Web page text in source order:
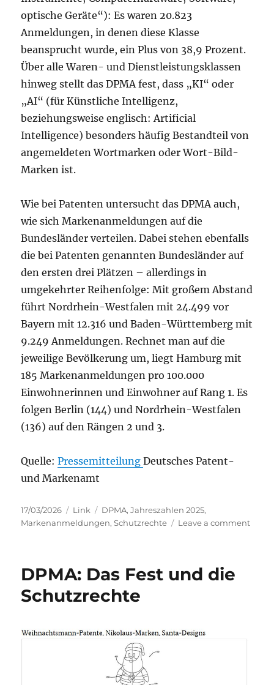
optische Geräte“): Es waren 20.823
Anmeldungen, in denen diese Klasse
beansprucht wurde, ein Plus von 38,9 Prozent.
Über alle Waren- und Dienstleistungsklassen
hinweg stellt das DPMA fest, dass „KI“ oder
„AI“ (für Künstliche Intelligenz,
beziehungsweise englisch: Artificial
Intelligence) besonders häufig Bestandteil von
angemeldeten Wortmarken oder Wort-Bild-
Marken ist.
Wie bei Patenten untersucht das DPMA auch,
wie sich Markenanmeldungen auf die
Bundesländer verteilen. Dabei stehen ebenfalls
die bei Patenten genannten Bundesländer auf
den ersten drei Plätzen – allerdings in
umgekehrter Reihenfolge: Mit großem Abstand
führt Nordrhein-Westfalen mit 24.499 vor
Bayern mit 12.316 und Baden-Württemberg mit
9.249 Anmeldungen. Rechnet man auf die
jeweilige Bevölkerung um, liegt Hamburg mit
185 Markenanmeldungen pro 100.000
Einwohnerinnen und Einwohner auf Rang 1. Es
folgen Berlin (144) und Nordrhein-Westfalen
(136) auf den Rängen 2 und 3.
Quelle:PressemitteilungDeutsches Patent-
und Markenamt
Posted
on
17/03/2026 Categories
Link Tags
DPMA,Jahreszahlen 2025,
Markenanmeldungen,Schutzrechte Leave a commenton
DPMA: Das Fest und die
Schutzrechte